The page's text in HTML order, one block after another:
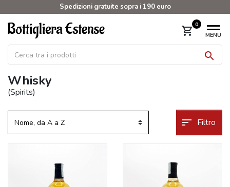
Spedizioni gratuite sopra i 190 euro
shopping_cart 0
MENU

Whisky
(Spirits)
sort Filtro